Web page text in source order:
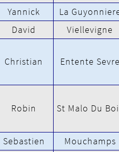
Yannick
La
David Viellevigne
Christian Entente
Robin St Malo Du
Sebastien Mouchamps